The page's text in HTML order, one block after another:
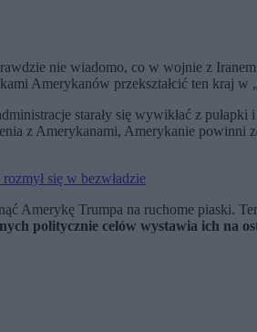
nie wiadomo, co w wojnie z
Amerykanów przekształcić ten kraj w
starały się wywikłać z
z Amerykanami, Amerykanie powinni
się w bezwładzie
Amerykę Trumpa na ruchome piaski.
politycznie celów wystawia ich na